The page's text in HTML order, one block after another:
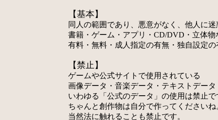
【基本】
同人の範囲であり、悪意がなく、他人に
書籍・ゲーム・アプリ・CD/DVD・立体
有料・無料・成人指定の有無・独自設定
【禁止】
ゲームや公式サイトで使用されている
画像データ・音楽データ・テキストデー
いわゆる「公式のデータ」の使用は禁止で
ちゃんと創作物は自分で作ってください
当然法に触れることも禁止です。